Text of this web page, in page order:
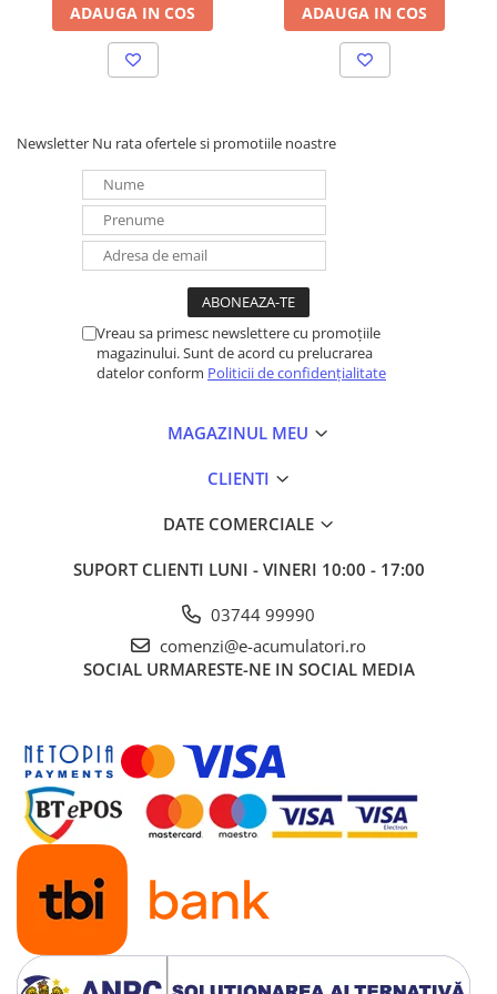
Acumulatori
Sisteme de prindere
Statii de incarcare EV
Pompe de caldura
ADAUGA IN COS ADAUGA IN COS
Newsletter Nu rata ofertele si promotiile noastre
Vreau sa primesc newslettere cu promoțiile
magazinului. Sunt de acord cu prelucrarea
datelor conform Politicii de confidențialitate
MAGAZINUL MEU
CLIENTI
DATE COMERCIALE
SUPORT CLIENTI LUNI - VINERI 10:00 - 17:00
03744 99990
comenzi@e-acumulatori.ro
SOCIAL URMARESTE-NE IN SOCIAL MEDIA